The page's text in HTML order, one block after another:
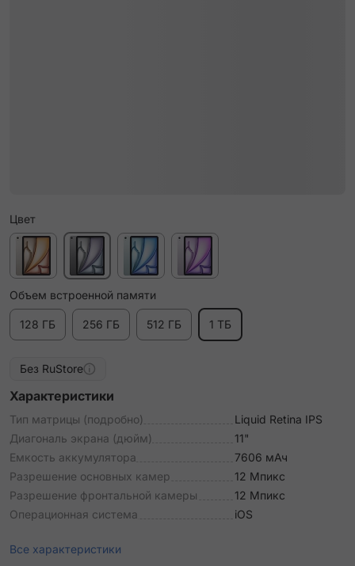
Цвет
Объем встроенной памяти
128 ГБ 256 ГБ 512 ГБ 1 ТБ
Без RuStore
Характеристики
Тип матрицы (подробно)
Liquid Retina IPS
Диагональ экрана (дюйм)
11"
Емкость аккумулятора
7606 мАч
Разрешение основных камер
12 Мпикс
Разрешение фронтальной камеры
12 Мпикс
Операционная система
iOS
Все характеристики